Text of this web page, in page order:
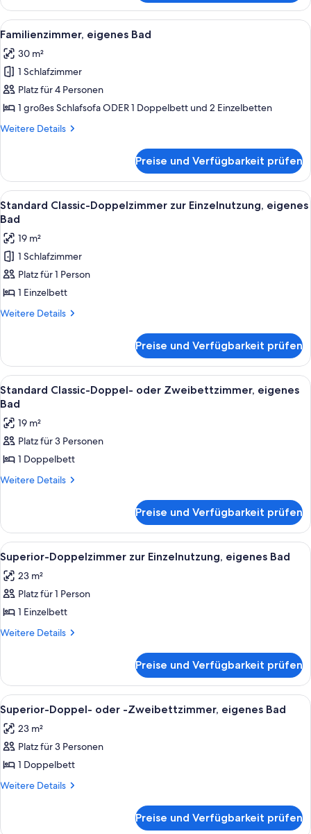
Dreibettzimmer,
eigenes
Bad
Alle
Fotos
für
Familienzimmer,
eigenes
Bad
anzeigen
Ein Schlafzimmer mit zwei Betten,
4
Familienzimmer, eigenes Bad
30 m²
1 Schlafzimmer
Platz für 4 Personen
1 großes Schlafsofa ODER 1 Doppelbett und 2 Einzelbetten
Weitere Details
Weitere
eigenes
Bad
Preise und Verfügbarkeit prüfen
Alle
Fotos
für
Standard
Classic-
Doppelzimmer
zur
Einzelnutzung,
anzeigen
Ein Hotelzimmer mit zwei
5
Standard Classic-Doppelzimmer zur Einzelnutzung, eigenes
Bad
19 m²
1 Schlafzimmer
Platz für 1 Person
1 Einzelbett
Weitere Details
Weitere
Classic-
Doppelzimmer
zur
Einzelnutzung,
Bad
Preise und Verfügbarkeit prüfen
Alle
Fotos
für
Standard
Classic-
Doppel-
oder
Bad
anzeigen
Ein Hotelzimmer mit zwei
5
Standard Classic-Doppel- oder Zweibettzimmer, eigenes
Bad
19 m²
Platz für 3 Personen
1 Doppelbett
Weitere Details
Weitere
Classic-
Doppel-
oder
Zweibettzimmer,
eigenes
Bad
Preise und Verfügbarkeit prüfen
Alle
Fotos
für
Superior-
Doppelzimmer
zur
Bad
anzeigen
Ein Hotelzimmer mit Bett,
5
Superior-Doppelzimmer zur Einzelnutzung, eigenes Bad
23 m²
Platz für 1 Person
1 Einzelbett
Weitere Details
Weitere
Doppelzimmer
zur
Einzelnutzung,
eigenes
Bad
Preise und Verfügbarkeit prüfen
Alle
Fotos
für
Superior-
Doppel-
oder
eigenes
Ein Schlafzimmer mit einem
6
Superior-Doppel- oder -Zweibettzimmer, eigenes Bad
23 m²
Platz für 3 Personen
1 Doppelbett
Weitere Details
Weitere
Preise und Verfügbarkeit prüfen